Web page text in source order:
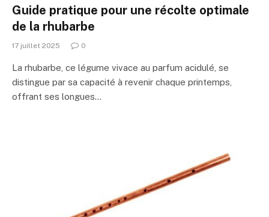
Guide pratique pour une récolte optimale
de la rhubarbe
17 juillet 2025 0
La rhubarbe, ce légume vivace au parfum acidulé, se
distingue par sa capacité à revenir chaque printemps,
offrant ses longues…